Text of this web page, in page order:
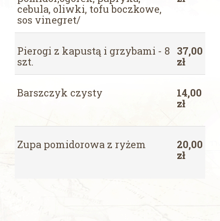
cebula, oliwki, tofu boczkowe,
sos vinegret/
Pierogi z kapustą i grzybami - 8
szt.
37,00
zł
Barszczyk czysty
14,00
zł
Zupa pomidorowa z ryżem
20,00
zł